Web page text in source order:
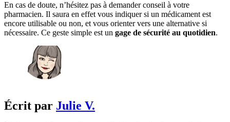
En cas de doute, n’hésitez pas à demander conseil à votre
pharmacien. Il saura en effet vous indiquer si un médicament est
encore utilisable ou non, et vous orienter vers une alternative si
nécessaire. Ce geste simple est un gage de sécurité au quotidien.
Écrit par Julie V.